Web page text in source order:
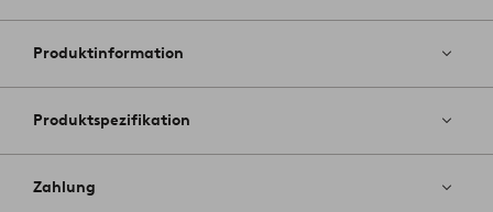
Favoriten
Produktinformation
Produktspezifikation
Zahlung